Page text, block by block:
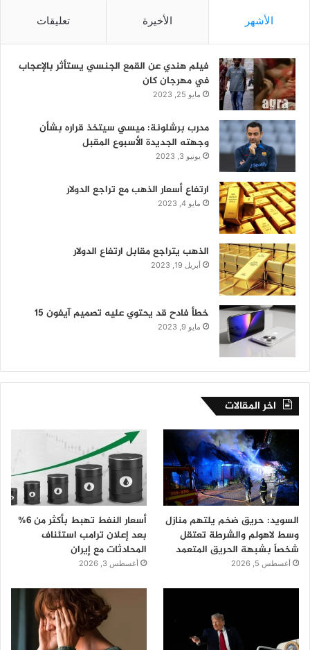
الأشهر الأخيرة تعليقات
فيلم هندي عن القمع الجنسي يستأثر بالإعجاب
في مهرجان كان
مايو 25, 2023
مدرب برشلونة: ميسي سيتخذ قراره بشأن
وجهته الجديدة الأسبوع المقبل
يونيو 3, 2023
ارتفاع أسعار الذهب مع تراجع الدولار
مايو 4, 2023
الذهب يتراجع مقابل ارتفاع الدولار
أبريل 19, 2023
خطأ فادح قد يحتوي عليه تصميم آيفون 15
مايو 9, 2023
اخر المقالات
السويد: حريق ضخم يلتهم منازل
وسط لاهولم والشرطة تعتقل
شخصاً بشبهة الحريق المتعمد
أغسطس 5, 2026
أسعار النفط تهبط بأكثر من 6%
بعد إعلان ترامب استئناف
المحادثات مع إيران
أغسطس 3, 2026